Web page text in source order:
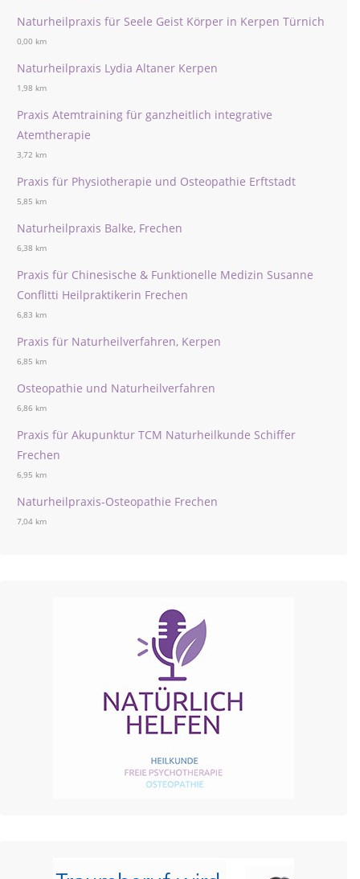
Naturheilpraxis für Seele Geist Körper in Kerpen Türnich
0,00 km
Naturheilpraxis Lydia Altaner Kerpen
1,98 km
Praxis Atemtraining für ganzheitlich integrative
Atemtherapie
3,72 km
Praxis für Physiotherapie und Osteopathie Erftstadt
5,85 km
Naturheilpraxis Balke, Frechen
6,38 km
Praxis für Chinesische & Funktionelle Medizin Susanne
Conflitti Heilpraktikerin Frechen
6,83 km
Praxis für Naturheilverfahren, Kerpen
6,85 km
Osteopathie und Naturheilverfahren
6,86 km
Praxis für Akupunktur TCM Naturheilkunde Schiffer
Frechen
6,95 km
Naturheilpraxis-Osteopathie Frechen
7,04 km